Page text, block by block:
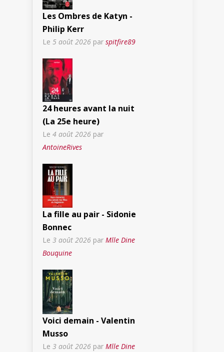
Les Ombres de Katyn -
Philip Kerr
Le 5 août 2026 par spitfire89
24 heures avant la nuit
(La 25e heure)
Le 4 août 2026 par
AntoineRives
La fille au pair - Sidonie
Bonnec
Le 3 août 2026 par Mlle Dine
Bouquine
Voici demain - Valentin
Musso
Le 3 août 2026 par Mlle Dine